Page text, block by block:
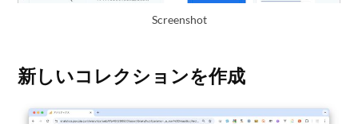
Screenshot
新しいコレクションを作成